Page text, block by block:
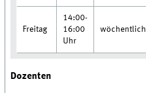
Freitag
14:00-
16:00
Uhr
wöchentlich
Dozenten